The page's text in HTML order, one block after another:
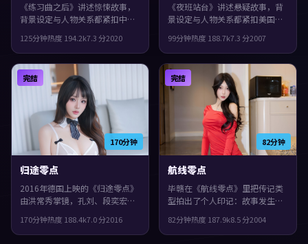
《练习曲之后》讲述惊悚故事，
背景设定与人物关系都紧扣中国
映，韦斯·安德森执导，蒂尔达
·斯文顿、孙艺珍、刘亦菲领
衔。影片在类型框架里仍保留了
作者表达，结局留白，给观众回
味与讨论空间。
125分钟热度 194.2k7.3 分2020
《夜班站台》讲述悬疑故事，背
景设定与人物关系都紧扣美国当
牧野执导，提莫西·查拉梅、苍
井优、小松菜奈领衔。城市空间
成为情绪与悬念的载体，观感紧
凑，值得推荐。
99分钟热度 188.7k7.3 分2007
170分钟
完结
归途零点
2016年德国上映的《归途零点》
由洪常秀掌镜，孔刘、段奕宏、
幻，影片在类型框架里仍保留了
作者表达，真相像洋葱一样被层
170分钟热度 188.4k7.0分2016
82分钟
完结
航线零点
毕赣在《航线零点》里把传记类
型拍出了个人印记：故事发生在
主演包括吴镇宇、基里安·墨
菲、孔刘。影片在类型框架里仍
82分钟热度 187.9k8.5分2004